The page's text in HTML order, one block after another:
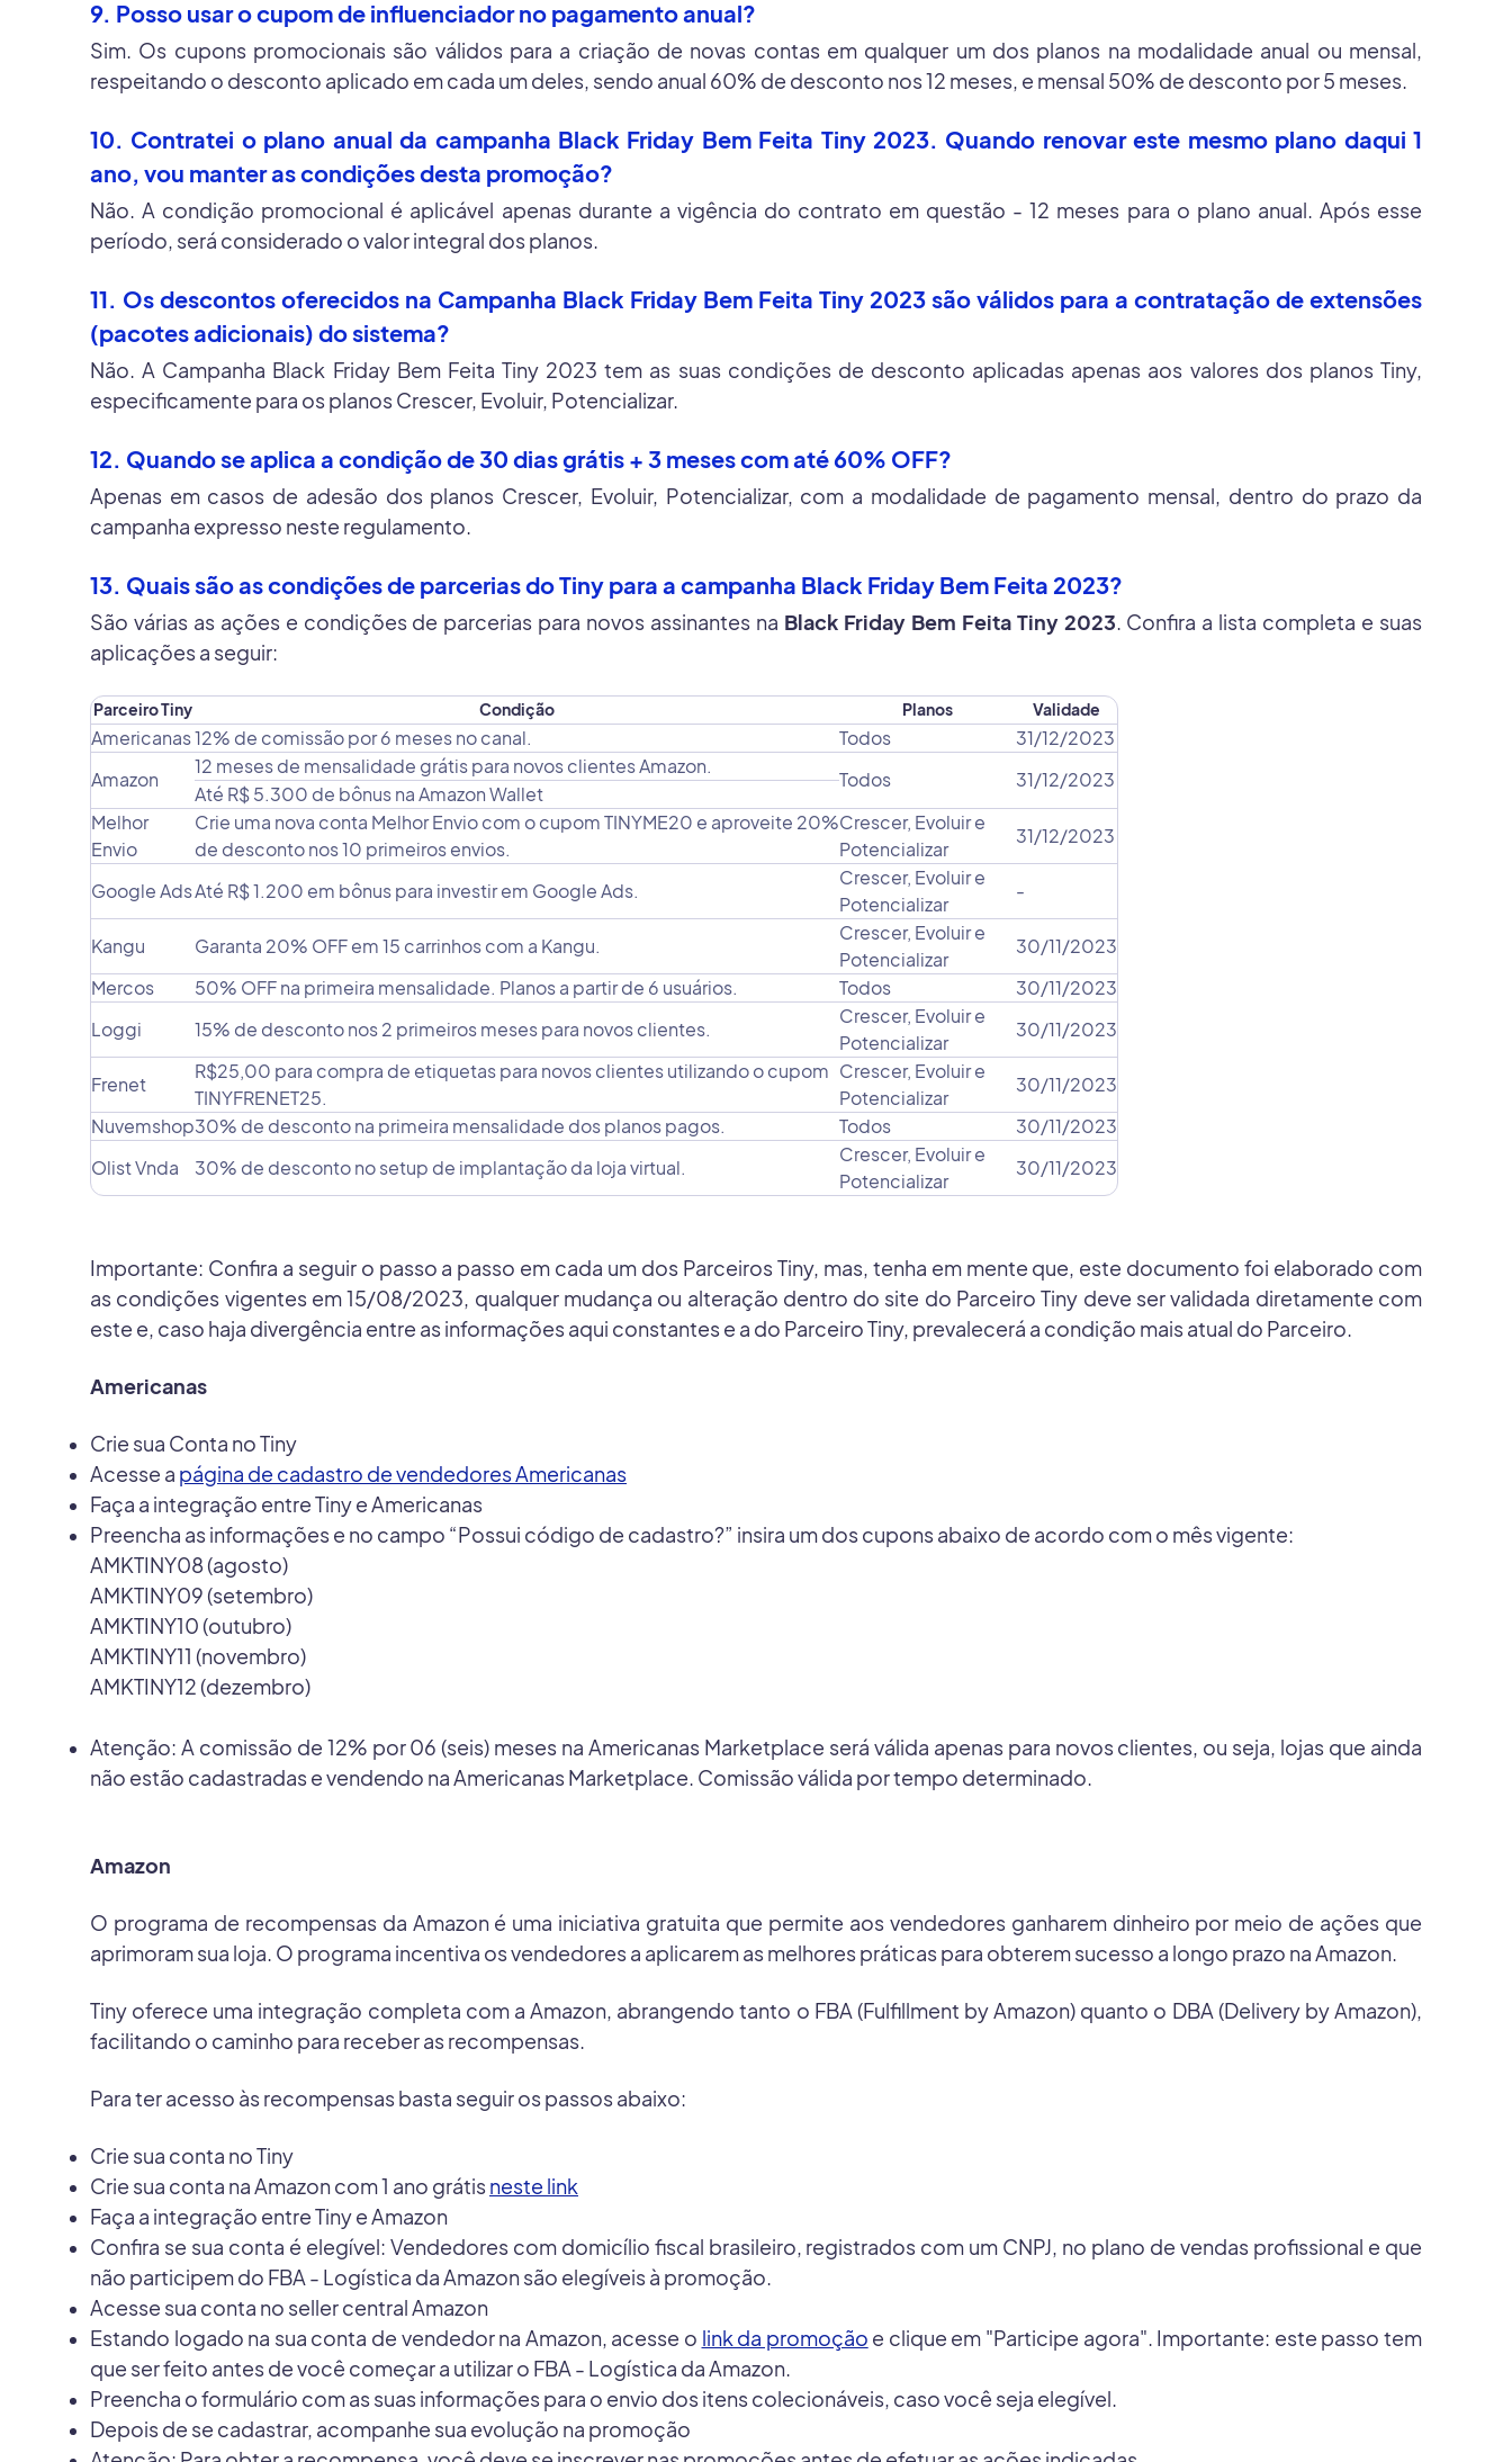
9. Posso usar o cupom de influenciador no pagamento anual?
Sim. Os cupons promocionais são válidos para a criação de novas contas em qualquer um dos planos na modalidade anual ou mensal,
respeitando o desconto aplicado em cada um deles, sendo anual 60% de desconto nos 12 meses, e mensal 50% de desconto por 5 meses.
10. Contratei o plano anual da campanha Black Friday Bem Feita Tiny 2023. Quando renovar este mesmo plano daqui 1
ano, vou manter as condições desta promoção?
Não. A condição promocional é aplicável apenas durante a vigência do contrato em questão - 12 meses para o plano anual. Após esse
período, será considerado o valor integral dos planos.
11. Os descontos oferecidos na Campanha Black Friday Bem Feita Tiny 2023 são válidos para a contratação de extensões
(pacotes adicionais) do sistema?
Não. A Campanha Black Friday Bem Feita Tiny 2023 tem as suas condições de desconto aplicadas apenas aos valores dos planos Tiny,
especificamente para os planos Crescer, Evoluir, Potencializar.
12. Quando se aplica a condição de 30 dias grátis + 3 meses com até 60% OFF?
Apenas em casos de adesão dos planos Crescer, Evoluir, Potencializar, com a modalidade de pagamento mensal, dentro do prazo da
campanha expresso neste regulamento.
13. Quais são as condições de parcerias do Tiny para a campanha Black Friday Bem Feita 2023?
São várias as ações e condições de parcerias para novos assinantes na Black Friday Bem Feita Tiny 2023. Confira a lista completa e suas
aplicações a seguir:
Parceiro Tiny Condição Planos Validade
Americanas12% de comissão por 6 meses no canal. Todos
31/12/2023
Amazon
12 meses de mensalidade grátis para novos clientes Amazon.
Todos 31/12/2023
Até R$ 5.300 de bônus na Amazon Wallet
Melhor
Envio
Crie uma nova conta Melhor Envio com o cupom TINYME20 e aproveite 20%
de desconto nos 10 primeiros envios.
Crescer, Evoluir e
Potencializar
31/12/2023
Google AdsAté R$ 1.200 em bônus para investir em Google Ads.
Crescer, Evoluir e
Potencializar
-
Kangu Garanta 20% OFF em 15 carrinhos com a Kangu.
Crescer, Evoluir e
Potencializar
30/11/2023
Mercos
50% OFF na primeira mensalidade. Planos a partir de 6 usuários. Todos
30/11/2023
Loggi
15% de desconto nos 2 primeiros meses para novos clientes.
Crescer, Evoluir e
Potencializar
30/11/2023
Frenet
R$25,00 para compra de etiquetas para novos clientes utilizando o cupom
TINYFRENET25.
Crescer, Evoluir e
Potencializar
30/11/2023
Nuvemshop30% de desconto na primeira mensalidade dos planos pagos. Todos
30/11/2023
Olist Vnda
30% de desconto no setup de implantação da loja virtual.
Crescer, Evoluir e
Potencializar
30/11/2023
Importante: Confira a seguir o passo a passo em cada um dos Parceiros Tiny, mas, tenha em mente que, este documento foi elaborado com
as condições vigentes em 15/08/2023, qualquer mudança ou alteração dentro do site do Parceiro Tiny deve ser validada diretamente com
este e, caso haja divergência entre as informações aqui constantes e a do Parceiro Tiny, prevalecerá a condição mais atual do Parceiro.
Americanas
Crie sua Conta no Tiny
Acesse a página de cadastro de vendedores Americanas
Faça a integração entre Tiny e Americanas
Preencha as informações e no campo “Possui código de cadastro?” insira um dos cupons abaixo de acordo com o mês vigente:
AMKTINY08 (agosto)
AMKTINY09 (setembro)
AMKTINY10 (outubro)
AMKTINY11 (novembro)
AMKTINY12 (dezembro)
Atenção: A comissão de 12% por 06 (seis) meses na Americanas Marketplace será válida apenas para novos clientes, ou seja, lojas que ainda
não estão cadastradas e vendendo na Americanas Marketplace. Comissão válida por tempo determinado.
Amazon
O programa de recompensas da Amazon é uma iniciativa gratuita que permite aos vendedores ganharem dinheiro por meio de ações que
aprimoram sua loja. O programa incentiva os vendedores a aplicarem as melhores práticas para obterem sucesso a longo prazo na Amazon.
Tiny oferece uma integração completa com a Amazon, abrangendo tanto o FBA (Fulfillment by Amazon) quanto o DBA (Delivery by Amazon),
facilitando o caminho para receber as recompensas.
Para ter acesso às recompensas basta seguir os passos abaixo:
Crie sua conta no Tiny
Crie sua conta na Amazon com 1 ano grátisneste link
Faça a integração entre Tiny e Amazon
Confira se sua conta é elegível: Vendedores com domicílio fiscal brasileiro, registrados com um CNPJ, no plano de vendas profissional e que
não participem do FBA - Logística da Amazon são elegíveis à promoção.
Acesse sua conta no seller central Amazon
Estando logado na sua conta de vendedor na Amazon, acesse o link da promoção e clique em "Participe agora". Importante: este passo tem
que ser feito antes de você começar a utilizar o FBA - Logística da Amazon.
Preencha o formulário com as suas informações para o envio dos itens colecionáveis, caso você seja elegível.
Depois de se cadastrar, acompanhe sua evolução na promoção